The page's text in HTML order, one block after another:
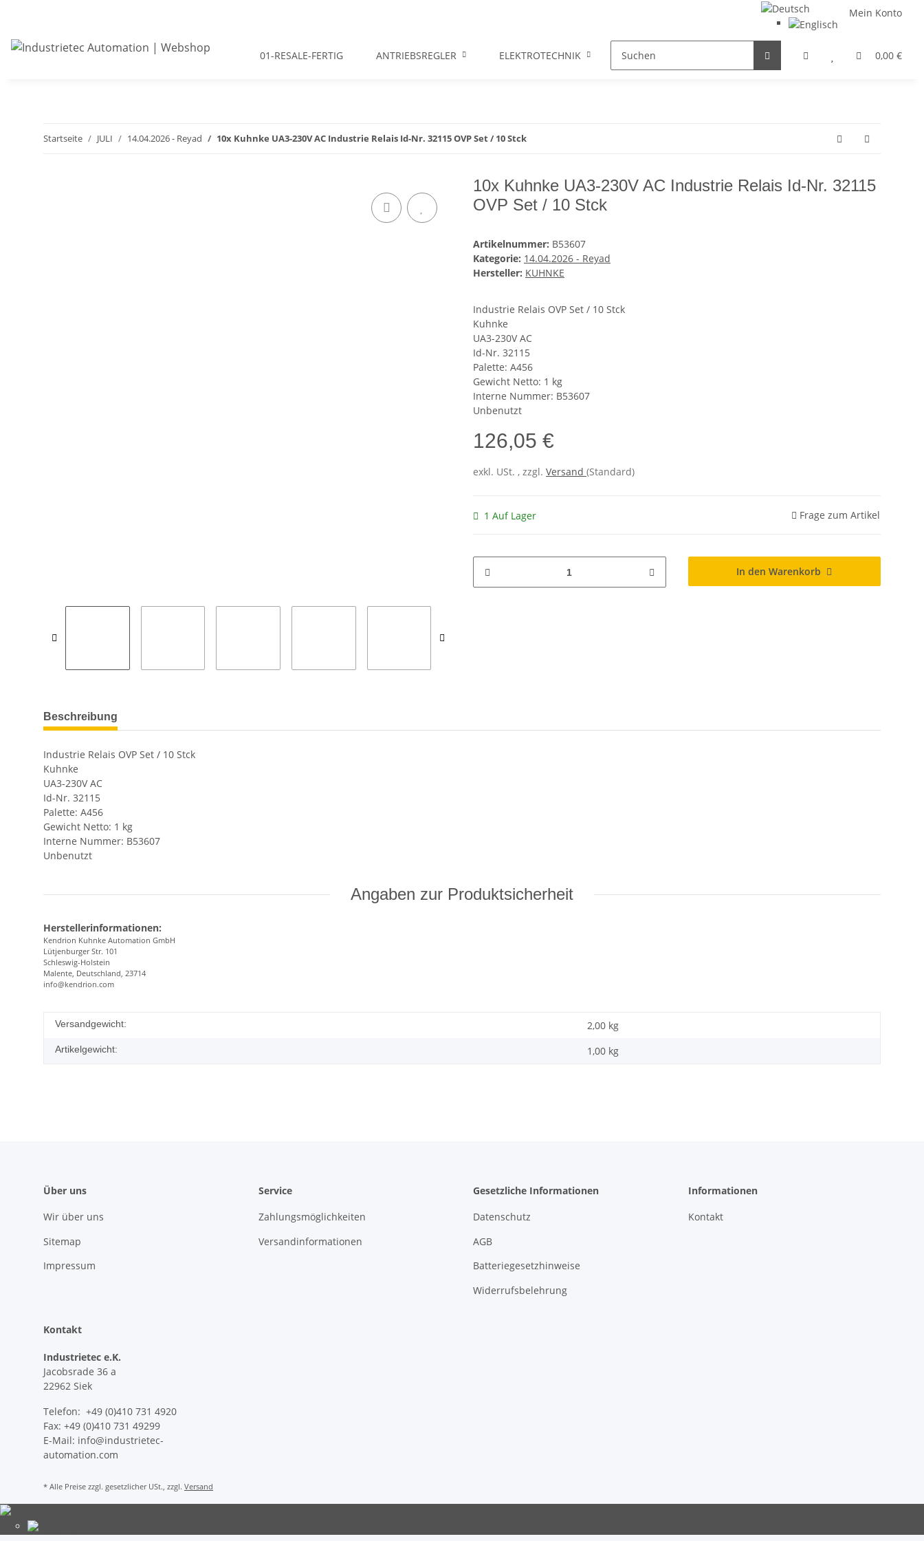
Mein Konto
0,00 €
01-RESALE-FERTIG ANTRIEBSREGLER ELEKTROTECHNIK FILTER / DROSSEL GETRIEBEMOTOREN HYDRAULIK
Startseite JULI 14.04.2026 - Reyad 10x Kuhnke UA3-230V AC Industrie Relais Id-Nr. 32115 OVP Set / 10 Stck
10x Kuhnke UA3-230V AC Industrie Relais Id-Nr. 32115
OVP Set / 10 Stck
Artikelnummer: B53607
Kategorie: 14.04.2026 - Reyad
Hersteller: KUHNKE
Industrie Relais OVP Set / 10 Stck
Kuhnke
UA3-230V AC
Id-Nr. 32115
Palette: A456
Gewicht Netto: 1 kg
Interne Nummer: B53607
Unbenutzt
126,05 €
exkl. USt. , zzgl. Versand (Standard)
1 Auf Lager Frage zum Artikel
In den Warenkorb
Beschreibung
Industrie Relais OVP Set / 10 Stck
Kuhnke
UA3-230V AC
Id-Nr. 32115
Palette: A456
Gewicht Netto: 1 kg
Interne Nummer: B53607
Unbenutzt
Angaben zur Produktsicherheit
Herstellerinformationen:
Kendrion Kuhnke Automation GmbH
Lütjenburger Str. 101
Schleswig-Holstein
Malente, Deutschland, 23714
info@kendrion.com
Versandgewicht: 2,00 kg
Artikelgewicht: 1,00 kg
Über uns
Wir über uns
Sitemap
Impressum
Service
Zahlungsmöglichkeiten
Versandinformationen
Gesetzliche Informationen
Datenschutz
AGB
Batteriegesetzhinweise
Widerrufsbelehrung
Informationen
Kontakt
Kontakt
Industrietec e.K.
Jacobsrade 36 a
22962 Siek
Telefon: +49 (0)410 731 4920
Fax: +49 (0)410 731 49299
E-Mail: info@industrietec-
automation.com
* Alle Preise zzgl. gesetzlicher USt., zzgl. Versand